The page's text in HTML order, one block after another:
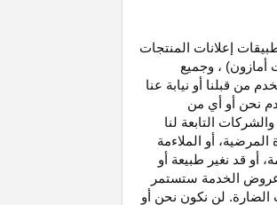
إعلانات المنتجات
أمازون) ، وجميع
من قبلنا أو نيابة عنا
نحن أو أي من
التابعة لنا
أو الملاءمة
أو قد نغير طبيعة أو
عروض الخدمة ستستمر
الضارة. لن نكون نحن أو